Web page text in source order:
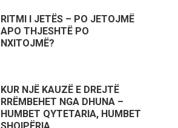
RITMI I JETËS – PO JETOJMË
APO THJESHTË PO
NXITOJMË?
KUR NJË KAUZË E DREJTË
RRËMBEHET NGA DHUNA –
HUMBET QYTETARIA, HUMBET